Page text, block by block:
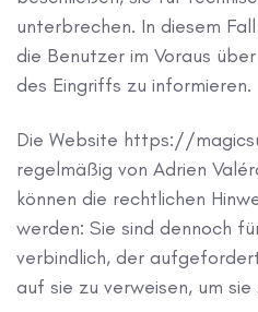
unterbrechen. In diesem
die Benutzer im Voraus
des Eingriffs zu informieren.
Die Website https://
regelmäßig von Adrien
können die rechtlichen
werden: Sie sind dennoch
verbindlich, der
auf sie zu verweisen, um sie